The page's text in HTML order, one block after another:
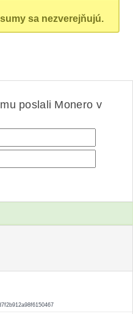
sa nezverejňujú.
poslali Monero v